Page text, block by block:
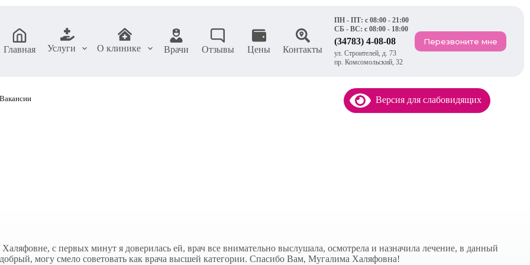
Главная Услуги О клинике Врачи Отзывы Цены Контакты
ПН - ПТ: с 08:00 - 21:00
СБ - ВС: с 08:00 - 18:00
(34783) 4-08-08
ул. Строителей, д. 73
пр. Комсомольский, 32
Перезвоните мне
Вакансии Версия для слабовидящих
с первых минут я доверилась ей, врач все внимательно выслушала, осмотрела и назначила лечение, в данный
могу смело советовать как врача высшей категории. Спасибо Вам, Мугалима Халяфовна!